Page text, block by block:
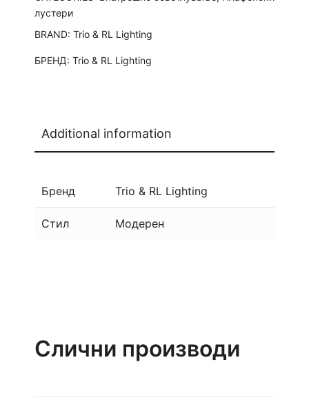
лустери
BRAND: Trio & RL Lighting
БРЕНД: Trio & RL Lighting
Additional information
Бренд Trio & RL Lighting
Стил Модерен
Слични производи